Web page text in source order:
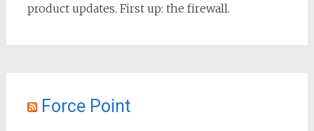
product updates. First up: the firewall.
Force Point